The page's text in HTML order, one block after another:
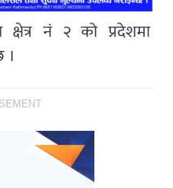
क्षेत्र नं २ को प्रदेशमा
।